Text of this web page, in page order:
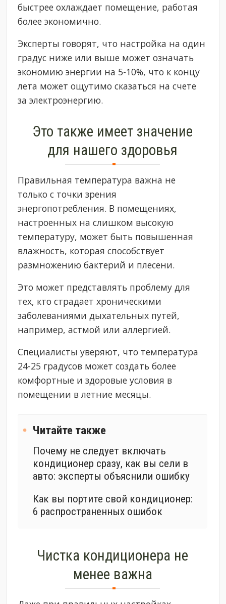
быстрее охлаждает помещение, работая
более экономично.
Эксперты говорят, что настройка на один
градус ниже или выше может означать
экономию энергии на 5-10%, что к концу
лета может ощутимо сказаться на счете
за электроэнергию.
Это также имеет значение
для нашего здоровья
Правильная температура важна не
только с точки зрения
энергопотребления. В помещениях,
настроенных на слишком высокую
температуру, может быть повышенная
влажность, которая способствует
размножению бактерий и плесени.
Это может представлять проблему для
тех, кто страдает хроническими
заболеваниями дыхательных путей,
например, астмой или аллергией.
Специалисты уверяют, что температура
24-25 градусов может создать более
комфортные и здоровые условия в
помещении в летние месяцы.
Читайте также
Почему не следует включать
кондиционер сразу, как вы сели в
авто: эксперты объяснили ошибку
Как вы портите свой кондиционер:
6 распространенных ошибок
Чистка кондиционера не
менее важна